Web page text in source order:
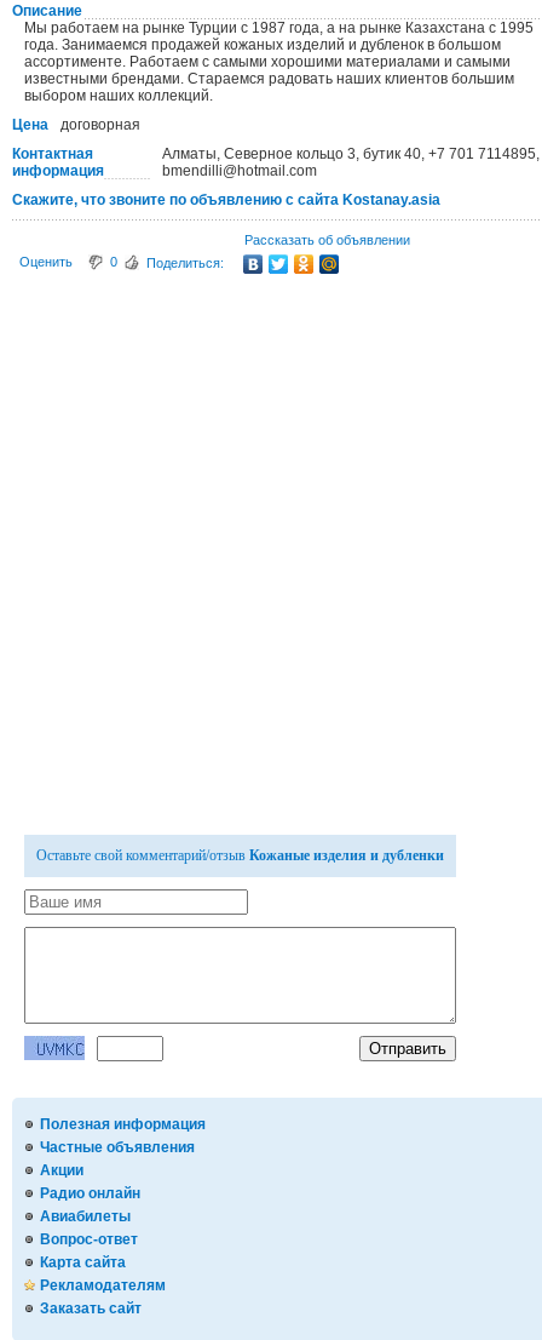
Полезная информация
Частные объявления
Акции
Радио онлайн
Авиабилеты
Вопрос-ответ
Карта сайта
Рекламодателям
Заказать сайт
Описание
Мы работаем на рынке Турции с 1987 года, а на рынке Казахстана с 1995
года. Занимаемся продажей кожаных изделий и дубленок в большом
ассортименте. Работаем с самыми хорошими материалами и самыми
известными брендами. Стараемся радовать наших клиентов большим
выбором наших коллекций.
Цена
договорная
Контактная
информация
Алматы, Северное кольцо 3, бутик 40, +7 701 7114895,
bmendilli@hotmail.com
Скажите, что звоните по объявлению с сайта Kostanay.asia
Рассказать об объявлении
Оценить
0 Поделиться:
Оставьте свой комментарий/отзыв Кожаные изделия и дубленки